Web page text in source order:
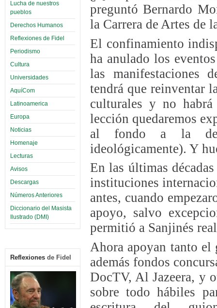
Lucha de nuestros
pueblos
Derechos Humanos
Reflexiones de Fidel
Periodismo
Cultura
Universidades
AquíCom
Latinoamerica
Europa
Noticias
Homenaje
Lecturas
Avisos
Descargas
Números Anteriores
Diccionario del Masista
Ilustrado (DMI)
Reflexiones de Fidel
preguntó Bernardo
la Carrera de Artes de
El confinamiento
ha anulado los
las manifestaciones
tendrá que reinventar
culturales y no
lección quedaremos
al fondo a la
ideológicamente). Y
En las últimas
instituciones
antes, cuando
apoyo, salvo
permitió a Sanjinés
Ahora apoyan tanto
además fondos
DocTV, Al Jazeera, y
sobre todo hábiles